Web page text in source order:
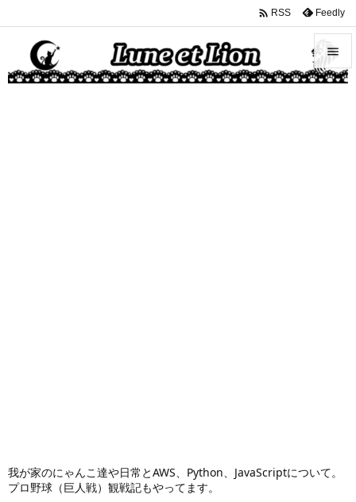
我が家のにゃんこ達や日常とAWS、Python、JavaScriptについて。
プロ野球（巨人戦）観戦記もやってます。


 RSS Feedly